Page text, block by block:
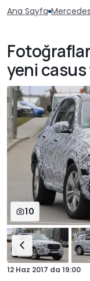
Ana Sayfa
yeni
10
12 Haz 2017 da 19:00